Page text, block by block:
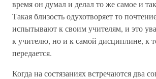
время он думал и делал то же самое и
Такая близость одухотворяет то
испытывают к своим учителям, и это
к учителю, но и к самой дисциплине, к
передается.
Когда на состязаниях встречаются два